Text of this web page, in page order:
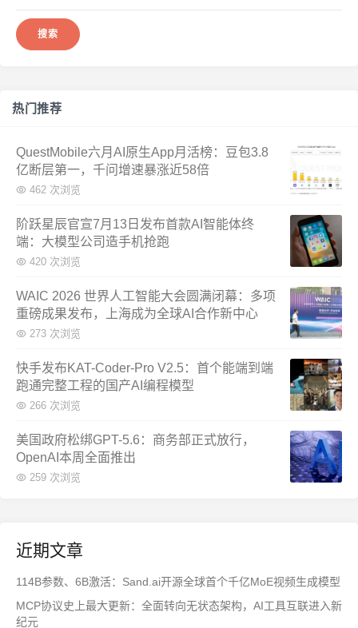
热门推荐
QuestMobile六月AI原生App月活榜：豆包3.8
亿断层第一，千问增速暴涨近58倍
462 次浏览
阶跃星辰官宣7月13日发布首款AI智能体终
端：大模型公司造手机抢跑
420 次浏览
WAIC 2026 世界人工智能大会圆满闭幕：多项
重磅成果发布，上海成为全球AI合作新中心
273 次浏览
快手发布KAT-Coder-Pro V2.5：首个能端到端
跑通完整工程的国产AI编程模型
266 次浏览
美国政府松绑GPT-5.6：商务部正式放行，
OpenAI本周全面推出
259 次浏览
近期文章
114B参数、6B激活：Sand.ai开源全球首个千亿MoE视频生成模型
MCP协议史上最大更新：全面转向无状态架构，AI工具互联进入新
纪元